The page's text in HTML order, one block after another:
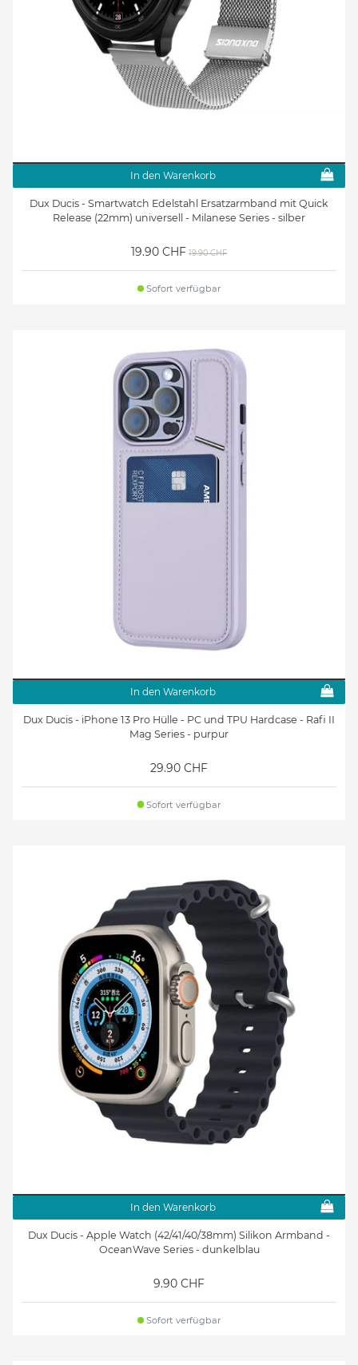
In den Warenkorb
Dux Ducis - Smartwatch Edelstahl Ersatzarmband mit Quick
Release (22mm) universell - Milanese Series - silber
19.90 CHF 19.90 CHF
Sofort verfügbar
In den Warenkorb
Dux Ducis - iPhone 13 Pro Hülle - PC und TPU Hardcase - Rafi II
Mag Series - purpur
29.90 CHF
Sofort verfügbar
In den Warenkorb
Dux Ducis - Apple Watch (42/41/40/38mm) Silikon Armband -
OceanWave Series - dunkelblau
9.90 CHF
Sofort verfügbar